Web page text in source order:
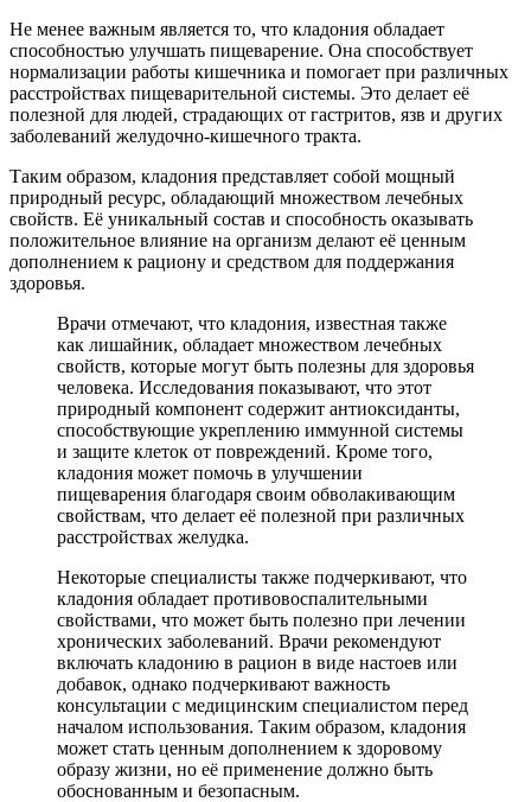
Не менее важным является то, что кладония обладает
способностью улучшать пищеварение. Она способствует
нормализации работы кишечника и помогает при различных
расстройствах пищеварительной системы. Это делает её
полезной для людей, страдающих от гастритов, язв и других
заболеваний желудочно-кишечного тракта.
Таким образом, кладония представляет собой мощный
природный ресурс, обладающий множеством лечебных
свойств. Её уникальный состав и способность оказывать
положительное влияние на организм делают её ценным
дополнением к рациону и средством для поддержания
здоровья.
Врачи отмечают, что кладония, известная также
как лишайник, обладает множеством лечебных
свойств, которые могут быть полезны для здоровья
человека. Исследования показывают, что этот
природный компонент содержит антиоксиданты,
способствующие укреплению иммунной системы
и защите клеток от повреждений. Кроме того,
кладония может помочь в улучшении
пищеварения благодаря своим обволакивающим
свойствам, что делает её полезной при различных
расстройствах желудка.
Некоторые специалисты также подчеркивают, что
кладония обладает противовоспалительными
свойствами, что может быть полезно при лечении
хронических заболеваний. Врачи рекомендуют
включать кладонию в рацион в виде настоев или
добавок, однако подчеркивают важность
консультации с медицинским специалистом перед
началом использования. Таким образом, кладония
может стать ценным дополнением к здоровому
образу жизни, но её применение должно быть
обоснованным и безопасным.